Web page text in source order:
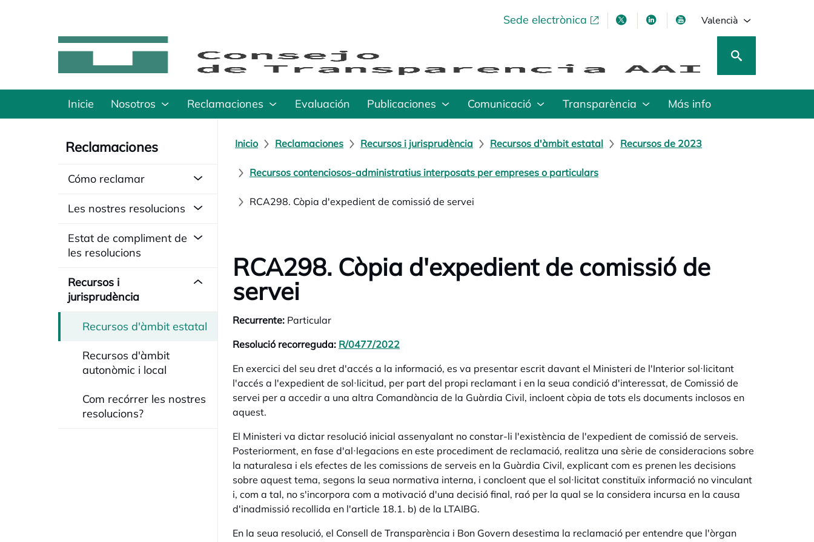
Sede electrònicaopens in a new tabopens in a new tab
opens in a new tab
opens in a new tab
Valencià
Inicie Nosotros Reclamaciones Evaluación Publicaciones Comunicació Transparència Más info
Reclamaciones
Cómo reclamar
Les nostres resolucions
Estat de compliment de
les resolucions
Recursos i
jurisprudència
Recursos d'àmbit estatal
Recursos d'àmbit
autonòmic i local
Com recórrer les nostres
resolucions?
Inicio Reclamaciones Recursos i jurisprudència Recursos d'àmbit estatal Recursos de 2023
Recursos contenciosos-administratius interposats per empreses o particulars
RCA298. Còpia d'expedient de comissió de servei
RCA298. Còpia d'expedient de comissió de
servei
Recurrente: Particular
Resolució recorreguda: R/0477/2022
En exercici del seu dret d'accés a la informació, es va presentar escrit davant el Ministeri de l'Interior sol·licitant
l'accés a l'expedient de sol·licitud, per part del propi reclamant i en la seua condició d'interessat, de Comissió de
servei per a accedir a una altra Comandància de la Guàrdia Civil, incloent còpia de tots els documents inclosos en
aquest.
El Ministeri va dictar resolució inicial assenyalant no constar-li l'existència de l'expedient de comissió de serveis.
Posteriorment, en fase d'al·legacions en este procediment de reclamació, realitza una sèrie de consideracions sobre
la naturalesa i els efectes de les comissions de serveis en la Guàrdia Civil, explicant com es prenen les decisions
sobre aquest tema, segons la seua normativa interna, i concloent que el sol·licitat constituïx informació no vinculant
i, com a tal, no s'incorpora com a motivació d'una decisió final, raó per la qual se la considera incursa en la causa
d'inadmissió recollida en l'article 18.1. b) de la LTAIBG.
En la seua resolució, el Consell de Transparència i Bon Govern desestima la reclamació per entendre que l'òrgan